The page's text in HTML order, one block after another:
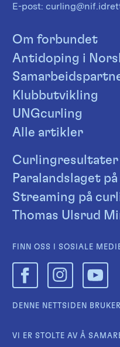
E-post:
Om forbundet
Antidoping i
Klubbutvikling
UNGcurling
Alle artikler
Curlingresultater
Paralandslaget
Streaming på
Thomas Ulsrud
FINN OSS I SOSIALE
DENNE NETTSIDEN BRUKER
VI ER STOLTE AV Å